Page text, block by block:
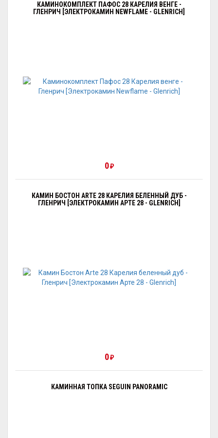
КАМИНОКОМПЛЕКТ ПАФОС 28 КАРЕЛИЯ ВЕНГЕ -
ГЛЕНРИЧ [ЭЛЕКТРОКАМИН NEWFLAME - GLENRICH]
0₽
КАМИН БОСТОН ARTE 28 КАРЕЛИЯ БЕЛЕННЫЙ ДУБ -
ГЛЕНРИЧ [ЭЛЕКТРОКАМИН АРТЕ 28 - GLENRICH]
0₽
КАМИННАЯ ТОПКА SEGUIN PANORAMIC